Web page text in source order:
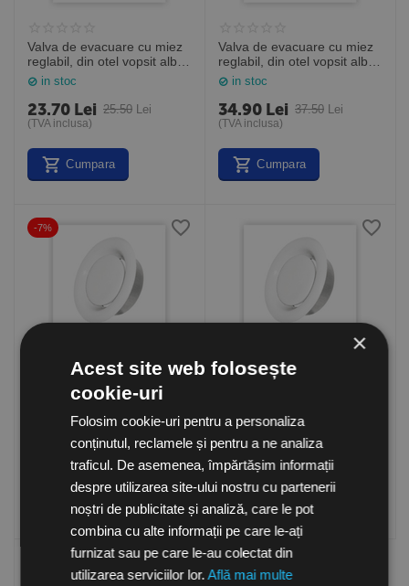
Valva de evacuare cu miez
reglabil, din otel vopsit alb
RAL9016, EAV 125
in stoc
25.50 Lei
23.70 Lei
(TVA inclusa)
Cumpara
Valva de evacuare cu miez
reglabil, din otel vopsit alb
RAL9016, EAV 160
in stoc
37.50 Lei
34.90 Lei
(TVA inclusa)
Cumpara
-7%
reglabil, din otel vopsit alb
in stoc
50.90 Lei
Lei
(TVA inclusa)
Cumpara
Valva de evacuare cu miez
in stoc
66.50 Lei
(TVA inclusa)
Cumpara
×
Acest site web folosește
cookie-uri
Folosim cookie-uri pentru a personaliza
conținutul, reclamele și pentru a ne analiza
traficul. De asemenea, împărtășim informații
despre utilizarea site-ului nostru cu partenerii
noștri de publicitate și analiză, care le pot
combina cu alte informații pe care le-ați
furnizat sau pe care le-au colectat din
utilizarea serviciilor lor.Află mai multe